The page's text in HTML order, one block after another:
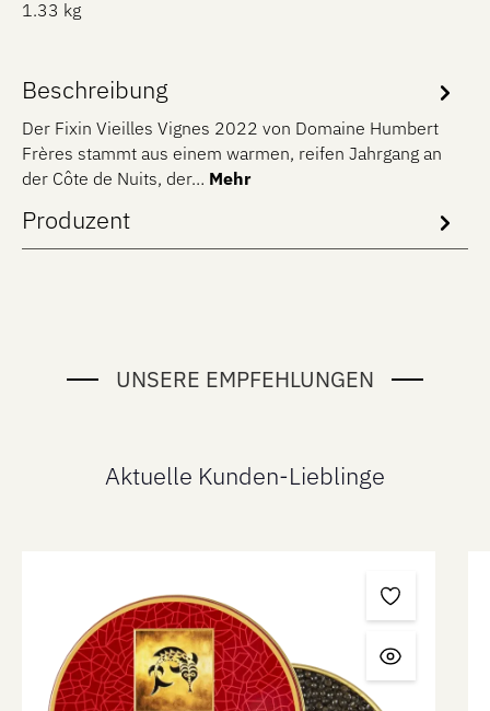
1.33 kg
Beschreibung
Der Fixin Vieilles Vignes 2022 von Domaine Humbert
Frères stammt aus einem warmen, reifen Jahrgang an
der Côte de Nuits, der… Mehr
Produzent
UNSERE EMPFEHLUNGEN
Aktuelle Kunden-Lieblinge